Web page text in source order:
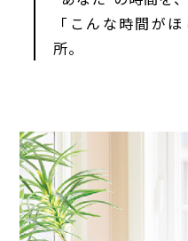
「こんな時間が
所。